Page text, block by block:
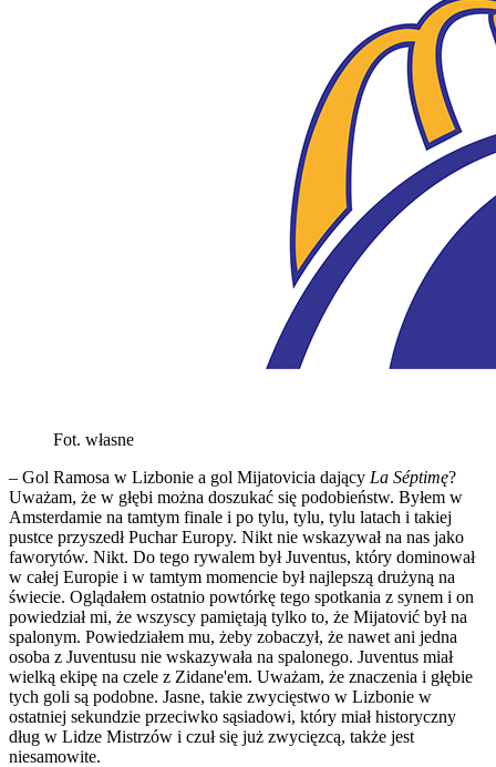
Fot. własne
– Gol Ramosa w Lizbonie a gol Mijatovicia dający La Séptimę?
Uważam, że w głębi można doszukać się podobieństw. Byłem w
Amsterdamie na tamtym finale i po tylu, tylu, tylu latach i takiej
pustce przyszedł Puchar Europy. Nikt nie wskazywał na nas jako
faworytów. Nikt. Do tego rywalem był Juventus, który dominował
w całej Europie i w tamtym momencie był najlepszą drużyną na
świecie. Oglądałem ostatnio powtórkę tego spotkania z synem i on
powiedział mi, że wszyscy pamiętają tylko to, że Mijatović był na
spalonym. Powiedziałem mu, żeby zobaczył, że nawet ani jedna
osoba z Juventusu nie wskazywała na spalonego. Juventus miał
wielką ekipę na czele z Zidane'em. Uważam, że znaczenia i głębie
tych goli są podobne. Jasne, takie zwycięstwo w Lizbonie w
ostatniej sekundzie przeciwko sąsiadowi, który miał historyczny
dług w Lidze Mistrzów i czuł się już zwycięzcą, także jest
niesamowite.